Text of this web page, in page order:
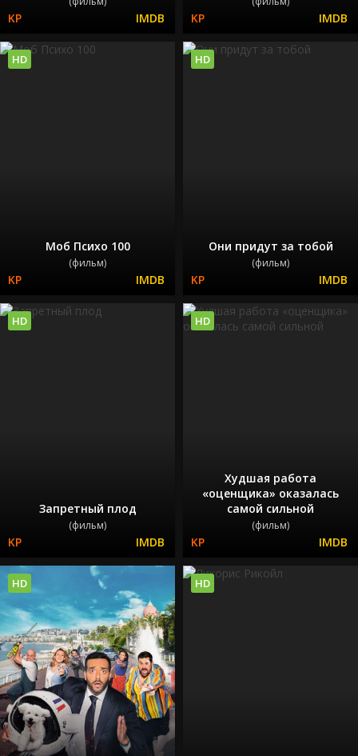
Моб Психо 100
(фильм)
HD
Они придут за тобой
(фильм)
HD
Запретный плод
(фильм)
HD
Худшая работа
«оценщика» оказалась
самой сильной
(фильм)
HD
HD HD